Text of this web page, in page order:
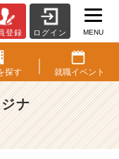
登録 ログイン MENU
探す 就職イベント
ナ